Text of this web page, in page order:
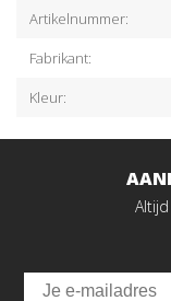
Artikelnummer:
Fabrikant:
Kleur:
Email